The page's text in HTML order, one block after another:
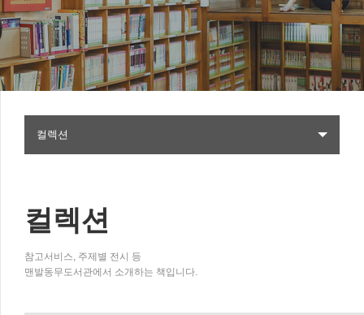
컬렉션
컬렉션
참고서비스, 주제별 전시 등
맨발동무도서관에서 소개하는 책입니다.